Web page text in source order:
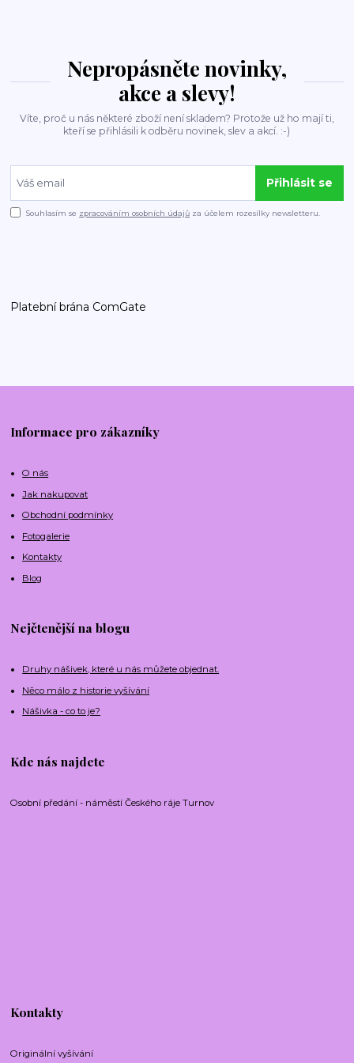
Nepropásněte novinky,
akce a slevy!
Víte, proč u nás některé zboží není skladem? Protože už ho mají ti,
kteří se přihlásili k odběru novinek, slev a akcí. :-)
Přihlásit se
Souhlasím se zpracováním osobních údajů za účelem rozesílky newsletteru.
Platební brána ComGate
Informace pro zákazníky
O nás
Jak nakupovat
Obchodní podmínky
Fotogalerie
Kontakty
Blog
Nejčtenější na blogu
Druhy nášivek, které u nás můžete objednat.
Něco málo z historie vyšívání
Nášivka - co to je?
Kde nás najdete
Osobní předání - náměstí Českého ráje Turnov
Kontakty
Originální vyšívání